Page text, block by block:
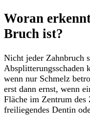
Woran
Bruch ist?
Nicht jeder Zahnbruch
Absplitterungsschaden
wenn nur Schmelz
erst dann ernst, wenn
Fläche im Zentrum des
freiliegendes Dentin